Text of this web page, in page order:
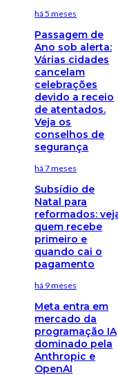
há 5 meses
Passagem de
Ano sob alerta:
Várias cidades
cancelam
celebrações
devido a receio
de atentados.
Veja os
conselhos de
segurança
há 7 meses
Subsídio de
Natal para
reformados:
quem recebe
primeiro e
quando cai o
pagamento
há 9 meses
Meta entra em
mercado da
programação IA
dominado pela
Anthropic e
OpenAI